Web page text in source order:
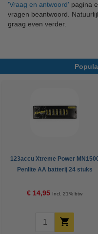
'Vraag en antwoord' pagina
vragen beantwoord.
graag even verder.
123accu Xtreme Power
Penlite AA batterij 24 stuks
€ 14,95 Incl. 21% btw